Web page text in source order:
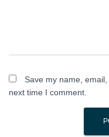
Save my name,
next time I comment.